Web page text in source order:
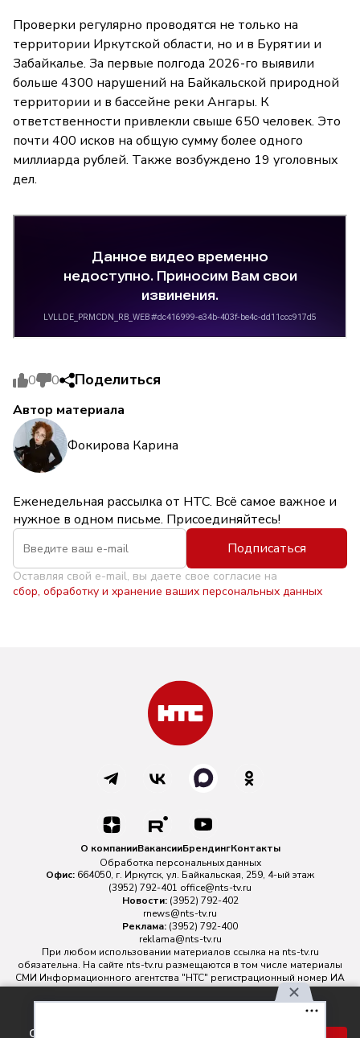
Проверки регулярно проводятся не только на
территории Иркутской области, но и в Бурятии и
Забайкалье. За первые полгода 2026-го выявили
больше 4300 нарушений на Байкальской природной
территории и в бассейне реки Ангары. К
ответственности привлекли свыше 650 человек. Это
почти 400 исков на общую сумму более одного
миллиарда рублей. Также возбуждено 19 уголовных
дел.
0 0 Поделиться
Автор материала
Фокирова Карина
Еженедельная рассылка от НТС. Всё самое важное и
нужное в одном письме. Присоединяйтесь!
Подписаться
Оставляя свой e-mail, вы даете свое согласие на
сбор, обработку и хранение ваших персональных данных
соглашаетесь с правилами
О компанииВакансииБрендингКонтакты
Обработка персональных данных
Офис: 664050, г. Иркутск, ул. Байкальская, 259, 4-ый этаж
(3952) 792-401 office@nts-tv.ru
Новости: (3952) 792-402
rnews@nts-tv.ru
Реклама: (3952) 792-400
reklama@nts-tv.ru
При любом использовании материалов ссылка на nts-tv.ru
обязательна. На сайте nts-tv.ru размещаются в том числе материалы
СМИ Информационного агентства "НТС" регистрационный номер ИА
№ ФС 77 - 88763 зарегистрировано Федеральной службой по
надзору в сфере связи, информационных технологий и массовых
Главный редактор ИА "НТС" Иштулкин Евгений Александрович
16+